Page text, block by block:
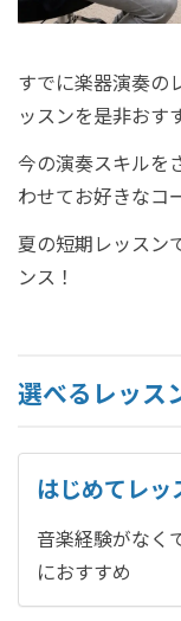
すでに楽器演奏の
ッスンを是非おす
今の演奏スキルを
わせてお好きなコ
夏の短期レッスン
ンス！
選べるレッス
はじめてレッ
音楽経験がなく
におすすめ